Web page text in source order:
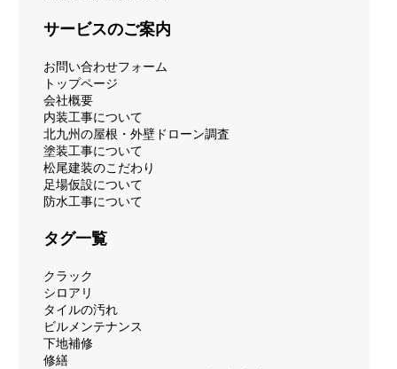
サービスのご案内
お問い合わせフォーム
トップページ
会社概要
内装工事について
北九州の屋根・外壁ドローン調査
塗装工事について
松尾建装のこだわり
足場仮設について
防水工事について
タグ一覧
クラック
シロアリ
タイルの汚れ
ビルメンテナンス
下地補修
修繕